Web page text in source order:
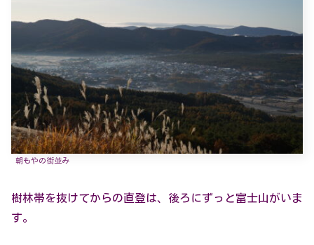
朝もやの街並み
樹林帯を抜けてからの直登は、後ろにずっと富士山がいま
す。